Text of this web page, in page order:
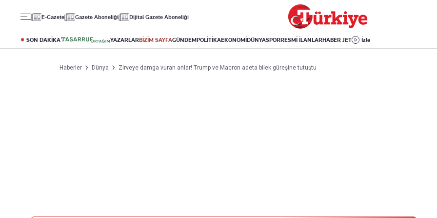
E-Gazete Gazete Aboneliği Dijital Gazete Aboneliği
SON DAKİKA YAZARLARBİZİM SAYFAGÜNDEMPOLİTİKAEKONOMİDÜNYASPORRESMİ İLANLARHABER JET İzle
Altın
Döviz
Kripto Para
Puan Durumu
Fikstür
Avrupa Ligi
Avrupa
Amerika
İsrail-Gazze
Yaşam
Sağlık
Yemek
Aktüel
Kitap
Haberler Dünya Zirveye damga vuran anlar! Trump ve Macron adeta bilek güreşine tutuştu